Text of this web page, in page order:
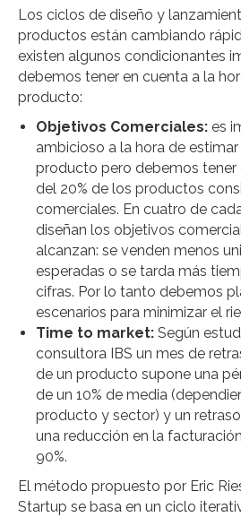
Los ciclos de diseño y
productos están cambiando
existen algunos condicionantes
debemos tener en cuenta a la
producto:
Objetivos Comerciales: es
ambicioso a la hora de
producto pero debemos tener
del 20% de los productos
comerciales. En cuatro de
diseñan los objetivos
alcanzan: se venden menos
esperadas o se tarda más
cifras. Por lo tanto debemos
escenarios para minimizar el
Time to market: Según
consultora IBS un mes de
de un producto supone una
de un 10% de media
producto y sector) y un
una reducción en la
90%.
El método propuesto por Eric
Startup se basa en un ciclo